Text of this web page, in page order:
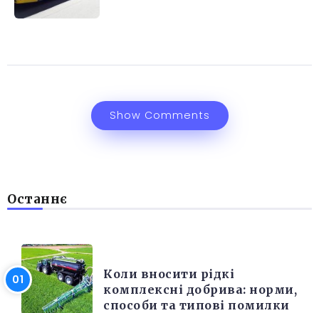
Show Comments
Останнє
Коли вносити рідкі
комплексні добрива: норми,
способи та типові помилки